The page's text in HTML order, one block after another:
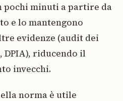
pochi minuti a partire da
e lo mantengono
evidenze (audit dei
riducendo il
invecchi.
norma è utile